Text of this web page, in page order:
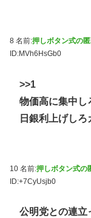
8 名前:押しボタン式の
ID:MVh6HsGb0
>>1
物価高に集中し
日銀利上げしろ
10 名前:押しボタン式の
ID:+7CyUsjb0
公明党との連立